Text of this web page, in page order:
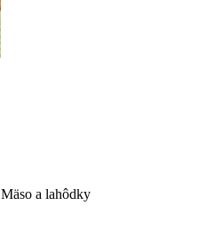
Mäso a lahôdky